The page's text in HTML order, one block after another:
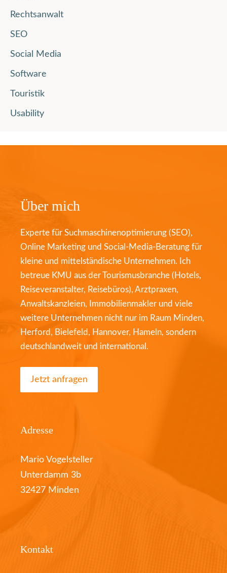
Rechtsanwalt
SEO
Social Media
Software
Touristik
Usability
Über mich
Experte für Suchmaschinenoptimierung (SEO),
Online Marketing und Social-Media-Beratung für
kleine und mittelständische Unternehmen. Ich
betreue KMU aus der Tourismusbranche (Hotels,
Reiseveranstalter, Reisebüros), Arztpraxen,
Anwaltskanzleien, Immobilienmakler und viele
weitere Unternehmen nicht nur im Raum Minden,
Herford, Bielefeld, Hannover, Hameln, sondern
deutschlandweit und international.
Jetzt anfragen
Adresse
Mario Vogelsteller
Unterdamm 3b
32427 Minden
Kontakt